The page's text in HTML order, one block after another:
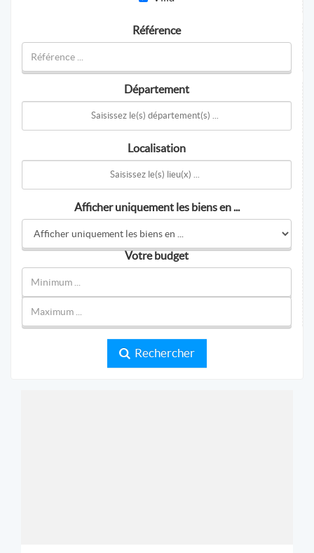
Référence
Département
Localisation
Afficher uniquement les biens en ...
Votre budget
Rechercher